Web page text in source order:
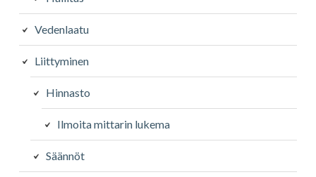
Vedenlaatu
Liittyminen
Hinnasto
Ilmoita mittarin lukema
Säännöt